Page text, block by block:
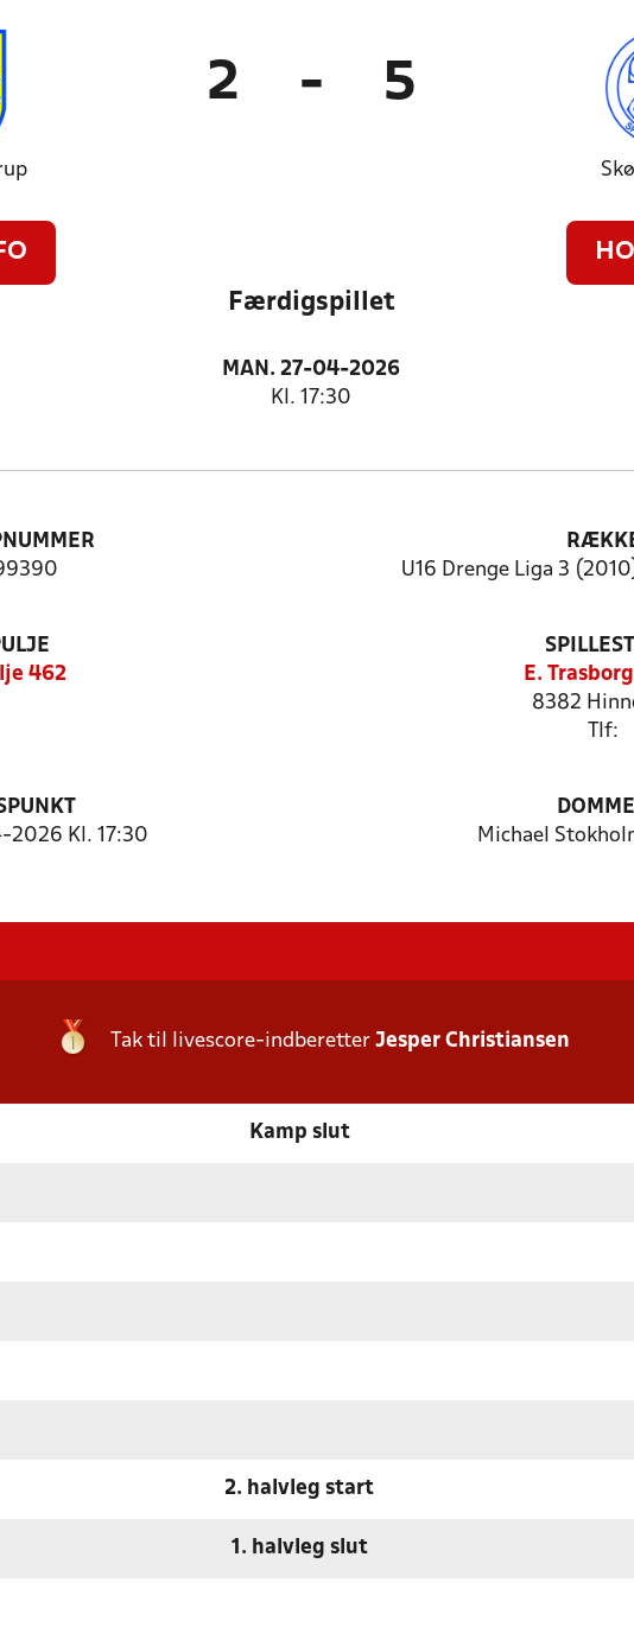
2 - 5
Færdigspillet
MAN. 27-04-2026
Kl. 17:30
U16 Drenge Liga 3
462
E.
8382
Tlf:
2026 Kl. 17:30
Michael
Tak til livescore-indberetter Jesper Christiansen
Kamp slut
2. halvleg start
1. halvleg slut